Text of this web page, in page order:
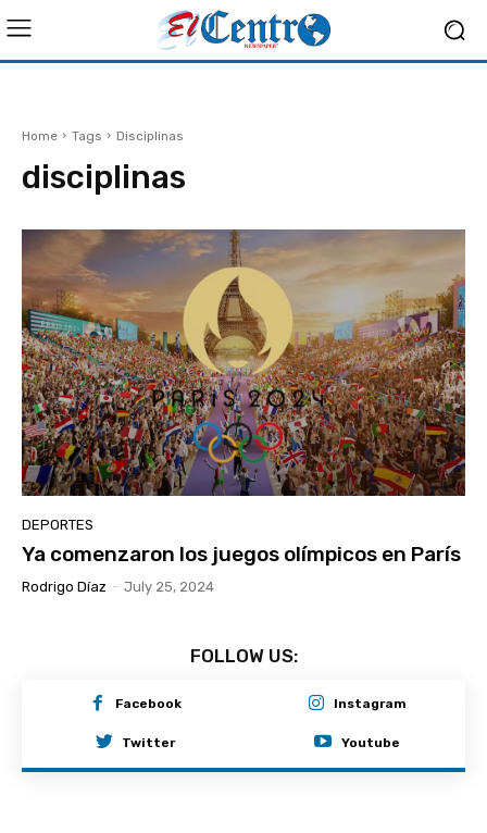
Home Tags Disciplinas
disciplinas
DEPORTES
Ya comenzaron los juegos olímpicos en París
Rodrigo Díaz - July 25, 2024
FOLLOW US:
Facebook Instagram
Twitter Youtube